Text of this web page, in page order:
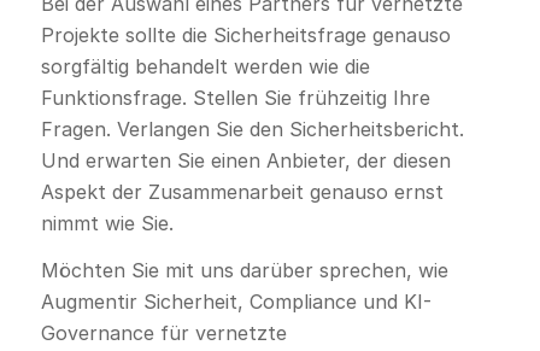
Projekte sollte die Sicherheitsfrage genauso
sorgfältig behandelt werden wie die
Funktionsfrage. Stellen Sie frühzeitig Ihre
Fragen. Verlangen Sie den Sicherheitsbericht.
Und erwarten Sie einen Anbieter, der diesen
Aspekt der Zusammenarbeit genauso ernst
nimmt wie Sie.
Möchten Sie mit uns darüber sprechen, wie
Augmentir Sicherheit, Compliance und KI-
Governance für vernetzte